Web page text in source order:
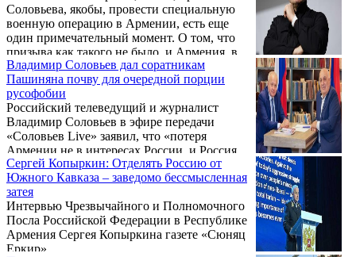
интеграционных объединений. Об этом
заявил чрезвычайный и полномочный
посол России в Армении Сергей Копыркин
в интервью медиахолдингу «Иравунк»,
отвечая на вопрос о позиции России в
отношении прошедшего в Ереване саммита
Европейского политического сообщества, ...
Соловьева, якобы, провести специальную
военную операцию в Армении, есть еще
один примечательный момент. О том, что
призыва как такого не было, и Армения, в
предложении, которое вызвало возмущение
ангажированных Николом, не упоминалась,
уже говорили. Но забавно то, что, сделав
вид, что очень возмутились, аж пригласили
в МИД РА российского посла и вручили
ему ноту протеста…
Владимир Соловьев дал соратникам
Пашиняна почву для очередной порции
русофобии
Российский телеведущий и журналист
Владимир Соловьев в эфире передачи
«Соловьев Live» заявил, что «потеря
Армении не в интересах России, и Россия
должна провести специальную военную
операцию не только на Украине, но и на
территориях, составляющих зону влияния
России, игнорируя международное право».
Сергей Копыркин: Отделять Россию от
Южного Кавказа – заведомо бессмысленная
затея
Интервью Чрезвычайного и Полномочного
Посла Российской Федерации в Республике
Армения Сергея Копыркина газете «Сюняц
Еркир».